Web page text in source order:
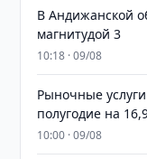
В Андижанской
магнитудой 3
10:18 · 09/08
Рыночные
полугодие на
10:00 · 09/08